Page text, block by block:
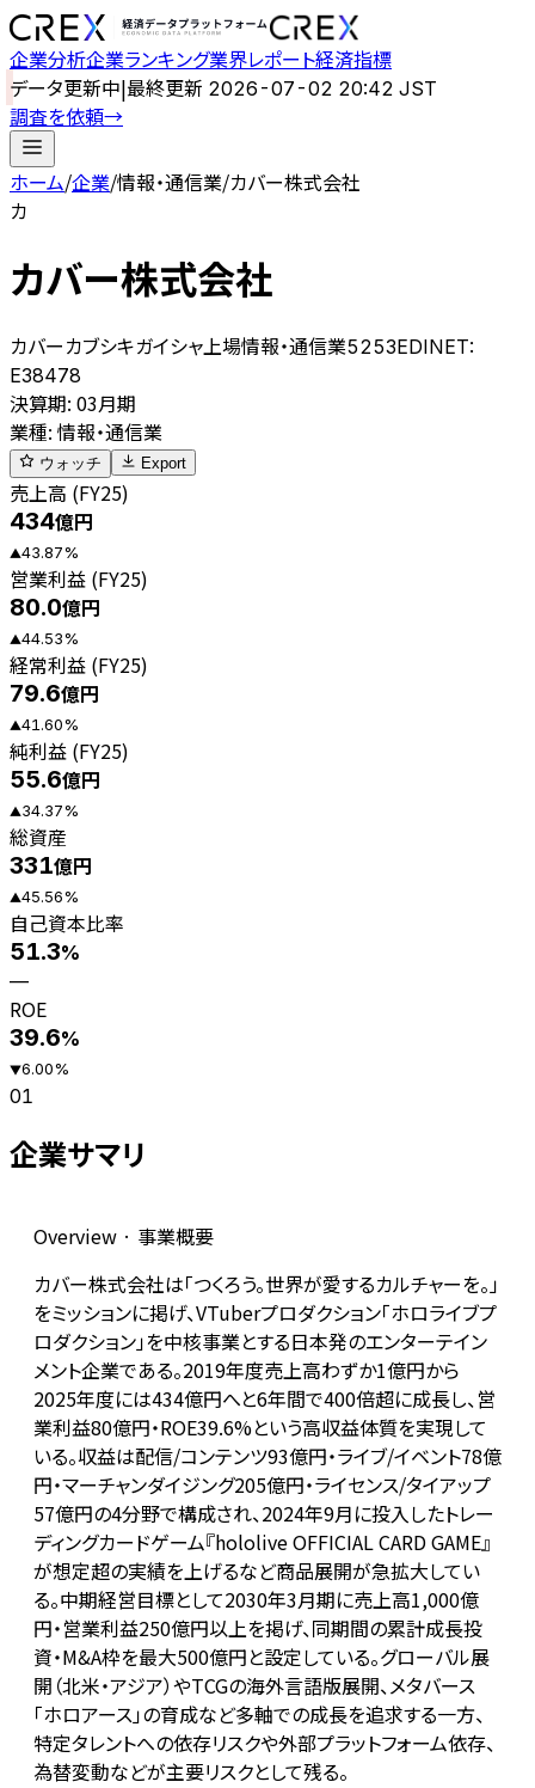
企業分析企業ランキング業界レポート経済指標
データ更新中|最終更新 2026-07-02 20:42 JST
調査を依頼→
ホーム/企業/情報・通信業/カバー株式会社
カ
カバー株式会社
カバーカブシキガイシャ 上場情報・通信業5253EDINET:
E38478
決算期: 03月期
業種: 情報・通信業
ウォッチ Export
売上高 (FY25)
434億円
▲43.87%
営業利益 (FY25)
80.0億円
▲44.53%
経常利益 (FY25)
79.6億円
▲41.60%
純利益 (FY25)
55.6億円
▲34.37%
総資産
331億円
▲45.56%
自己資本比率
51.3%
—
ROE
39.6%
▼6.00%
01
企業サマリ
Overview · 事業概要
カバー株式会社は「つくろう。世界が愛するカルチャーを。」
をミッションに掲げ、VTuberプロダクション「ホロライブプ
ロダクション」を中核事業とする日本発のエンターテイン
メント企業である。2019年度売上高わずか1億円から
2025年度には434億円へと6年間で400倍超に成長し、営
業利益80億円・ROE39.6%という高収益体質を実現して
いる。収益は配信/コンテンツ93億円・ライブ/イベント78億
円・マーチャンダイジング205億円・ライセンス/タイアップ
57億円の4分野で構成され、2024年9月に投入したトレー
ディングカードゲーム『hololive OFFICIAL CARD GAME』
が想定超の実績を上げるなど商品展開が急拡大してい
る。中期経営目標として2030年3月期に売上高1,000億
円・営業利益250億円以上を掲げ、同期間の累計成長投
資・M&A枠を最大500億円と設定している。グローバル展
開（北米・アジア）やTCGの海外言語版展開、メタバース
「ホロアース」の育成など多軸での成長を追求する一方、
特定タレントへの依存リスクや外部プラットフォーム依存、
為替変動などが主要リスクとして残る。